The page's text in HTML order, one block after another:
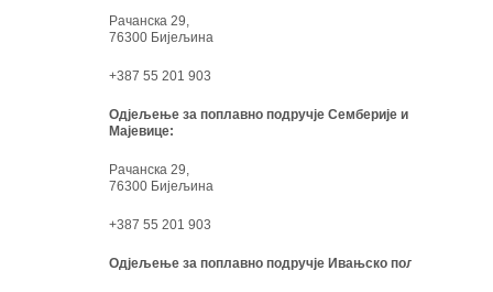
Рачанска 29,
76300 Бијељина
+387 55 201 903
Одјељење за поплавно подручје Семберије и
Мајевице:
Рачанска 29,
76300 Бијељина
+387 55 201 903
Одјељење за поплавно подручје Ивањско поље: